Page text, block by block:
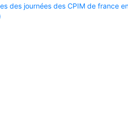
des journées des CPIM de france